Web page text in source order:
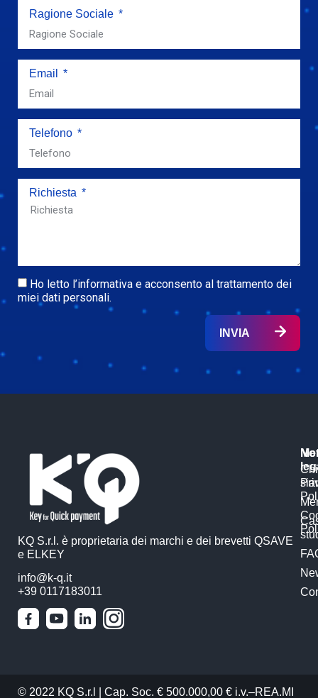
Ragione Sociale
Email
Telefono
Richiesta
Ho letto l’informativa e acconsento al trattamento dei
miei dati personali.
INVIA
KQ S.r.l. è proprietaria dei marchi e dei brevetti QSAVE
e ELKEY
info@k-q.it
+39 0117183011
Chi
© 2022 KQ S.r.l | Cap. Soc. € 500.000,00 € i.v.–REA.MI